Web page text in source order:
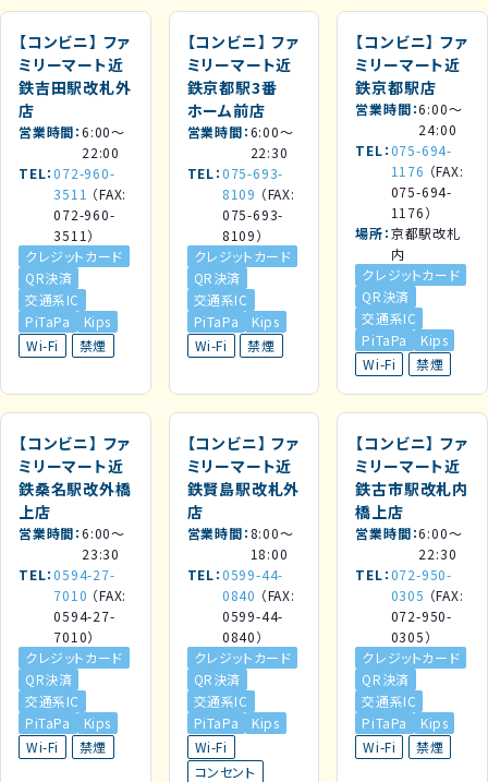
【コンビニ】 ファ
ミリーマート近
鉄吉田駅改札外
店
営業時間 6:00～
22:00
TEL 072-960-
3511 （FAX:
072-960-
3511）
クレジットカード
QR決済
交通系IC
PiTaPa
Kips
Wi-Fi
禁煙
【コンビニ】 ファ
ミリーマート近
鉄京都駅3番
ホーム前店
営業時間 6:00～
22:30
TEL 075-693-
8109 （FAX:
075-693-
8109）
クレジットカード
QR決済
交通系IC
PiTaPa
Kips
Wi-Fi
禁煙
【コンビニ】 ファ
ミリーマート近
鉄京都駅店
営業時間 6:00～
24:00
TEL 075-694-
1176 （FAX:
075-694-
1176）
場所 京都駅改札
内
クレジットカード
QR決済
交通系IC
PiTaPa
Kips
Wi-Fi
禁煙
【コンビニ】 ファ
ミリーマート近
鉄桑名駅改外橋
上店
営業時間 6:00～
23:30
TEL 0594-27-
7010 （FAX:
0594-27-
7010）
クレジットカード
QR決済
交通系IC
PiTaPa
Kips
Wi-Fi
禁煙
【コンビニ】 ファ
ミリーマート近
鉄賢島駅改札外
店
営業時間 8:00～
18:00
TEL 0599-44-
0840 （FAX:
0599-44-
0840）
クレジットカード
QR決済
交通系IC
PiTaPa
Kips
Wi-Fi
コンセント
【コンビニ】 ファ
ミリーマート近
鉄古市駅改札内
橋上店
営業時間 6:00～
22:30
TEL 072-950-
0305 （FAX:
072-950-
0305）
クレジットカード
QR決済
交通系IC
PiTaPa
Kips
Wi-Fi
禁煙